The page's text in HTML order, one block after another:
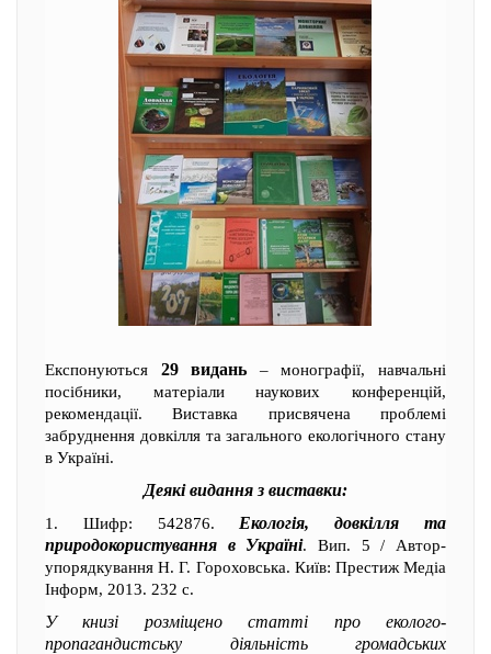
Експонуються 29 видань – монографії, навчальні
посібники, матеріали наукових конференцій,
рекомендації. Виставка присвячена проблемі
забруднення довкілля та загального екологічного стану
в Україні.
Деякі видання з виставки:
1. Шифр: 542876. Екологія, довкілля та
природокористування в Україні. Вип. 5 / Автор-
упорядкування Н. Г. Гороховська. Київ: Престиж Медіа
Інформ, 2013. 232 с.
У книзі розміщено статті про еколого-
пропагандистську діяльність громадських